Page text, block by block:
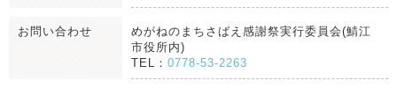
お問い合わせ
めがねのまちさばえ感謝祭実行委員会(鯖江
市役所内)
TEL： 0778-53-2263